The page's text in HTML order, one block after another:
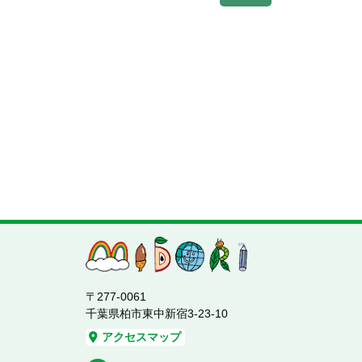
〒277-0061
千葉県柏市東中新宿3-23-10
アクセスマップ